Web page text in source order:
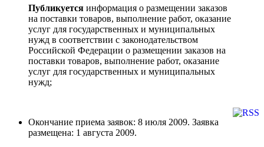
Публикуется информация о размещении заказов
на поставки товаров, выполнение работ, оказание
услуг для государственных и муниципальных
нужд в соответствии с законодательством
Российской Федерации о размещении заказов на
поставки товаров, выполнение работ, оказание
услуг для государственных и муниципальных
нужд;
Окончание приема заявок: 8 июля 2009. Заявка
размещена: 1 августа 2009.